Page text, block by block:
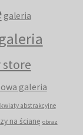
galeria
galeria
galeria
kwiaty abstrakcyjne
na ścianę obraz